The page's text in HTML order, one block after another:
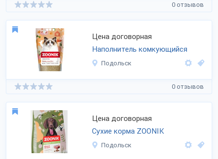
0 отзывов
Цена договорная
Наполнитель комкующийся
Подольск
0 отзывов
Цена договорная
Сухие корма ZOONIK
Подольск